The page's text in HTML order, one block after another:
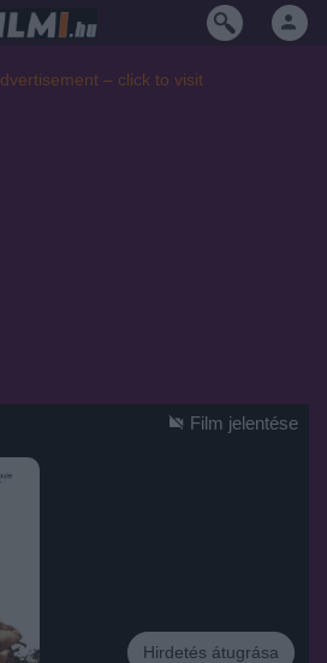
Hirdetés átugrása
Film jelentése